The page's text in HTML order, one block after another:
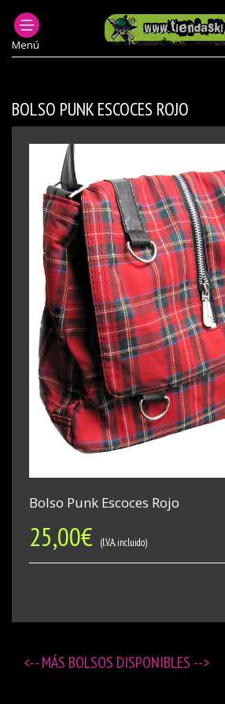
Menú
ACCESORIOS PUNK
BOLSOS/ RIÑONERAS/
BOLSOS PUNK
BOLSO PUNK ESCOCES ROJO
Bolso Punk Escoces Rojo
25,00€ (I.V.A. incluido)
<-- MÁS BOLSOS DISPONIBLES -->